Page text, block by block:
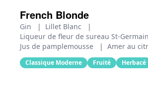
French Blonde
Gin | Lillet Blanc
|
Liqueur de fleur de sureau St-Germain
Jus de pamplemousse
| Amer au
Classique Moderne Fruité Herbacé